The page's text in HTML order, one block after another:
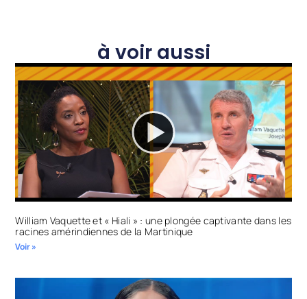
à voir aussi
William Vaquette et « Hiali » : une plongée captivante dans les
racines amérindiennes de la Martinique
Voir »